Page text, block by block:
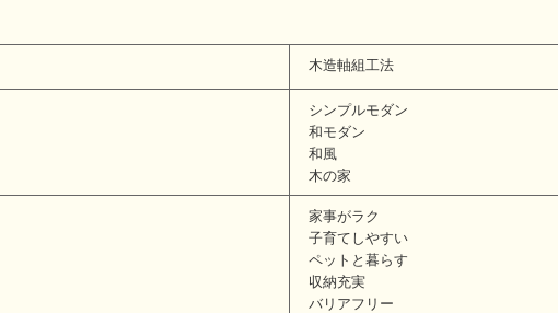
木造軸組工法
シンプルモダン
和モダン
和風
木の家
家事がラク
子育てしやすい
ペットと暮らす
収納充実
バリアフリー